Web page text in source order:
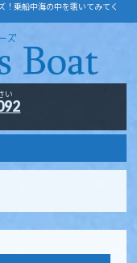
！乗船中海の中を覗いてみてく
い